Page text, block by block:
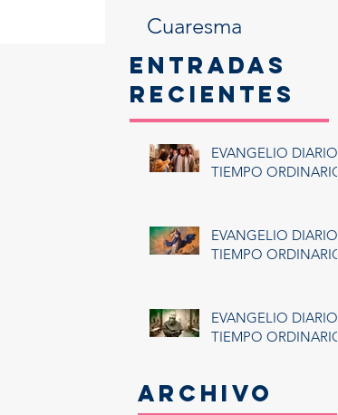
Cuaresma
Entradas
recientes
EVANGELIO DIARIO:
TIEMPO ORDINARIO
EVANGELIO DIARIO:
TIEMPO ORDINARIO
EVANGELIO DIARIO:
TIEMPO ORDINARIO
Archivo